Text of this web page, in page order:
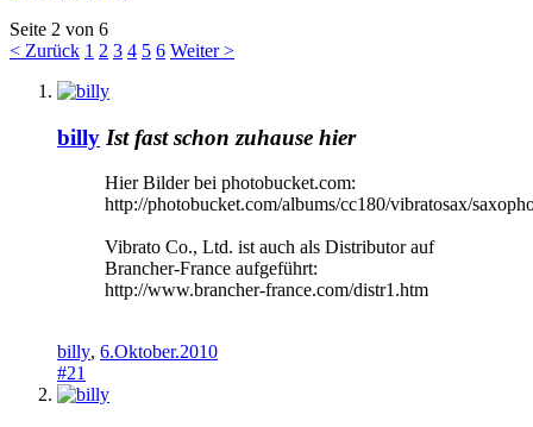
Seite 2 von 6
< Zurück 1 2 3 4 5 6 Weiter >
billy Ist fast schon zuhause hier
Hier Bilder bei photobucket.com:
http://photobucket.com/albums/cc180/vibratosax/
Vibrato Co., Ltd. ist auch als Distributor auf
Brancher-France aufgeführt:
http://www.brancher-france.com/distr1.htm
billy, 6.Oktober.2010
#21